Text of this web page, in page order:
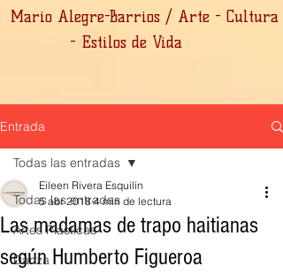
Mario Alegre-Barrios / Arte - Cultura
- Estilos de Vida
Entrada
Todas las entradas
Artes Plásticas
Danza
Todas las entradas
Las madamas de trapo haitianas
según Humberto Figueroa
Eileen Rivera Esquilín
5 abr 2018 4 min de lectura